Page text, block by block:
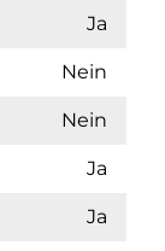
Ja
Nein
Nein
Ja
Ja